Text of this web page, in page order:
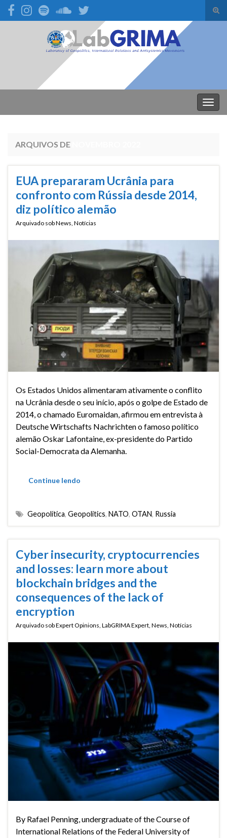
Search for:
ARQUIVOS DE
EUA prepararam Ucrânia para
confronto com Rússia desde 2014,
diz político alemão
Arquivado sobNews, Notícias
Os Estados Unidos alimentaram ativamente o conflito
na Ucrânia desde o seu início, após o golpe de Estado de
2014, o chamado Euromaidan, afirmou em entrevista à
Deutsche Wirtschafts Nachrichten o famoso político
alemão Oskar Lafontaine, ex-presidente do Partido
Social-Democrata da Alemanha.
Continue lendo
Geopolítica, Geopolitics, NATO, OTAN, Russia
Cyber insecurity, cryptocurrencies
and losses: learn more about
blockchain bridges and the
consequences of the lack of
encryption
Arquivado sobExpert Opinions, LabGRIMA Expert, News, Notícias
By Rafael Penning, undergraduate of the Course of
International Relations of the Federal University of